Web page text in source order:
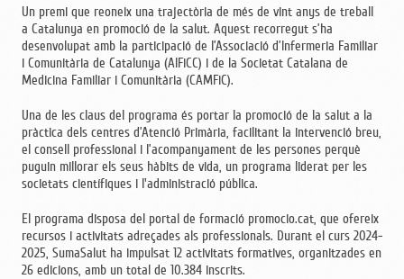
Un premi que reoneix una trajectòria de més de vint anys de treball
a Catalunya en promoció de la salut. Aquest recorregut s’ha
desenvolupat amb la participació de l’Associació d’Infermeria Familiar
i Comunitària de Catalunya (AIFiCC) i de la Societat Catalana de
Medicina Familiar i Comunitària (CAMFiC).
Una de les claus del programa és portar la promoció de la salut a la
pràctica dels centres d’Atenció Primària, facilitant la intervenció breu,
el consell professional i l’acompanyament de les persones perquè
puguin millorar els seus hàbits de vida, un programa liderat per les
societats científiques i l'administració pública.
El programa disposa del portal de formació promocio.cat, que ofereix
recursos i activitats adreçades als professionals. Durant el curs 2024-
2025, SumaSalut ha impulsat 12 activitats formatives, organitzades en
26 edicions, amb un total de 10.384 inscrits.